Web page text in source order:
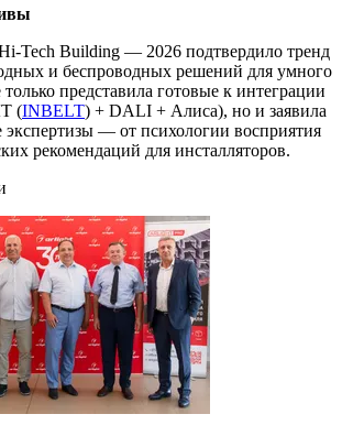
Tech Building — 2026 подтвердило тренд
и беспроводных решений для умного
представила готовые к интеграции
(INBELT) + DALI + Алиса), но и заявила
экспертизы — от психологии восприятия
рекомендаций для инсталляторов.